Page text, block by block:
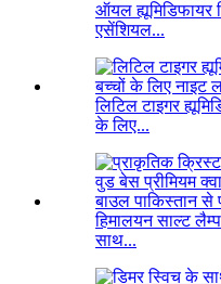
ऑयल ह्यूमिडिफायर
एसेंशियल...
लिटिल टाइगर
के लिए...
हिमालयन साल्ट
साथ...